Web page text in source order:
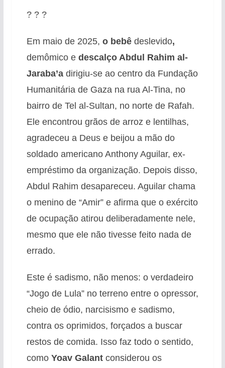
? ? ?
Em maio de 2025, o bebêdeslevido,
demômico e descalço Abdul Rahim al-
Jaraba’adirigiu-se ao centro da Fundação
Humanitária de Gaza na rua Al-Tina, no
bairro de Tel al-Sultan, no norte de Rafah.
Ele encontrou grãos de arroz e lentilhas,
agradeceu a Deus e beijou a mão do
soldado americano Anthony Aguilar, ex-
empréstimo da organização. Depois disso,
Abdul Rahim desapareceu. Aguilar chama
o menino de “Amir” e afirma que o exército
de ocupação atirou deliberadamente nele,
mesmo que ele não tivesse feito nada de
errado.
Este é sadismo, não menos: o verdadeiro
“Jogo de Lula” no terreno entre o opressor,
cheio de ódio, narcisismo e sadismo,
contra os oprimidos, forçados a buscar
restos de comida. Isso faz todo o sentido,
como Yoav Galantconsiderou os